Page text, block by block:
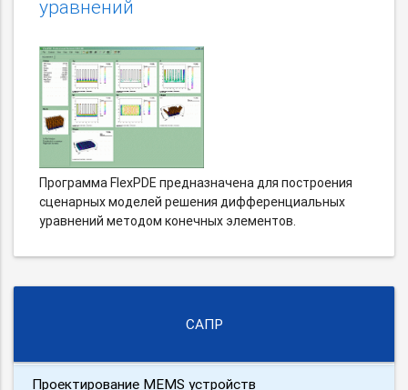
уравнений
Программа FlexPDE предназначена для построения
сценарных моделей решения дифференциальных
уравнений методом конечных элементов.
САПР
Проектирование MEMS устройств